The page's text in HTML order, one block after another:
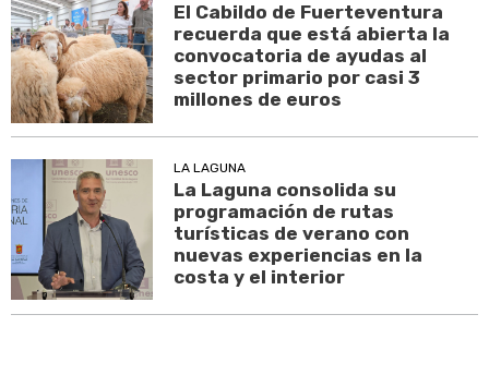
El Cabildo de Fuerteventura
recuerda que está abierta la
convocatoria de ayudas al
sector primario por casi 3
millones de euros
LA LAGUNA
La Laguna consolida su
programación de rutas
turísticas de verano con
nuevas experiencias en la
costa y el interior